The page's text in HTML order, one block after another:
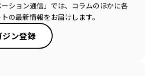
ーション通信」では、コラムのほかに各
の最新情報をお届けします。
ジン登録